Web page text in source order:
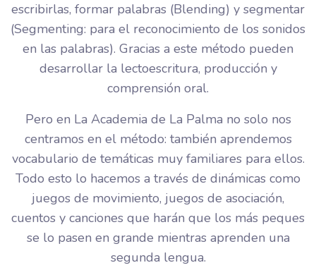
escribirlas, formar palabras (Blending) y segmentar
(Segmenting: para el reconocimiento de los sonidos
en las palabras). Gracias a este método pueden
desarrollar la lectoescritura, producción y
comprensión oral.
Pero en La Academia de La Palma no solo nos
centramos en el método: también aprendemos
vocabulario de temáticas muy familiares para ellos.
Todo esto lo hacemos a través de dinámicas como
juegos de movimiento, juegos de asociación,
cuentos y canciones que harán que los más peques
se lo pasen en grande mientras aprenden una
segunda lengua.